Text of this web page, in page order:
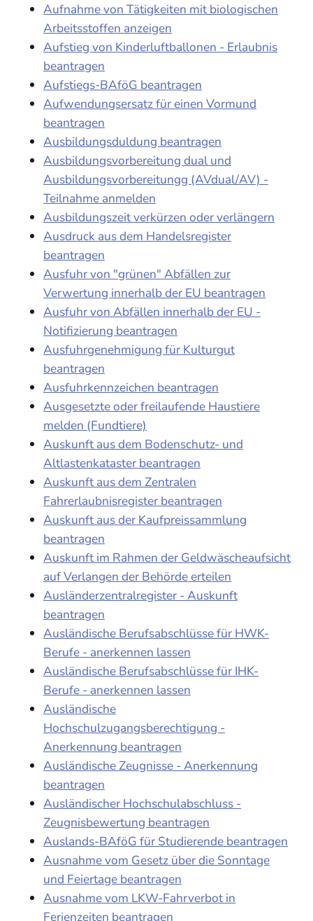
Aufnahme von Tätigkeiten mit biologischen
Arbeitsstoffen anzeigen
Aufstieg von Kinderluftballonen - Erlaubnis
beantragen
Aufstiegs-BAföG beantragen
Aufwendungsersatz für einen Vormund
beantragen
Ausbildungsduldung beantragen
Ausbildungsvorbereitung dual und
Ausbildungsvorbereitungg (AVdual/AV) -
Teilnahme anmelden
Ausbildungszeit verkürzen oder verlängern
Ausdruck aus dem Handelsregister
beantragen
Ausfuhr von "grünen" Abfällen zur
Verwertung innerhalb der EU beantragen
Ausfuhr von Abfällen innerhalb der EU -
Notifizierung beantragen
Ausfuhrgenehmigung für Kulturgut
beantragen
Ausfuhrkennzeichen beantragen
Ausgesetzte oder freilaufende Haustiere
melden (Fundtiere)
Auskunft aus dem Bodenschutz- und
Altlastenkataster beantragen
Auskunft aus dem Zentralen
Fahrerlaubnisregister beantragen
Auskunft aus der Kaufpreissammlung
beantragen
Auskunft im Rahmen der Geldwäscheaufsicht
auf Verlangen der Behörde erteilen
Ausländerzentralregister - Auskunft
beantragen
Ausländische Berufsabschlüsse für HWK-
Berufe - anerkennen lassen
Ausländische Berufsabschlüsse für IHK-
Berufe - anerkennen lassen
Ausländische
Hochschulzugangsberechtigung -
Anerkennung beantragen
Ausländische Zeugnisse - Anerkennung
beantragen
Ausländischer Hochschulabschluss -
Zeugnisbewertung beantragen
Auslands-BAföG für Studierende beantragen
Ausnahme vom Gesetz über die Sonntage
und Feiertage beantragen
Ausnahme vom LKW-Fahrverbot in
Ferienzeiten beantragen